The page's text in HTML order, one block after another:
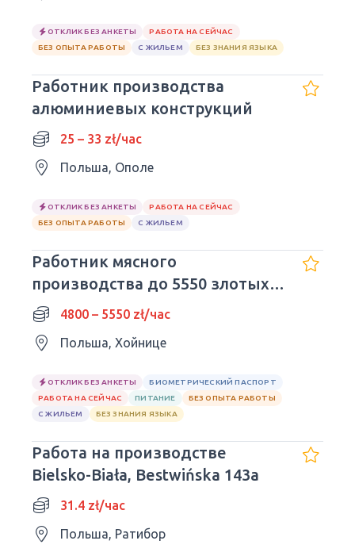
ОТКЛИК БЕЗ АНКЕТЫ
РАБОТА НА СЕЙЧАС
БЕЗ ОПЫТА РАБОТЫ
С ЖИЛЬЕМ БЕЗ ЗНАНИЯ ЯЗЫКА
Работник производства
алюминиевых конструкций
25 – 33 zł/час
Польша, Ополе
ОТКЛИК БЕЗ АНКЕТЫ
РАБОТА НА СЕЙЧАС
БЕЗ ОПЫТА РАБОТЫ
С ЖИЛЬЕМ
Работник мясного
производства до 5550 злотых |
Chojnice4800 – 5550 zł/час
Польша, Хойнице
ОТКЛИК БЕЗ АНКЕТЫ
БИОМЕТРИЧЕСКИЙ ПАСПОРТ
РАБОТА НА СЕЙЧАС
ПИТАНИЕ
БЕЗ ОПЫТА РАБОТЫ
С ЖИЛЬЕМ
БЕЗ ЗНАНИЯ ЯЗЫКА
Работа на производстве
Bielsko-Biała, Bestwińska 143a
31.4 zł/час
Польша, Ратибор